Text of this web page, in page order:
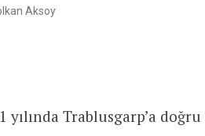
Aksoy
Trablusgarp’a